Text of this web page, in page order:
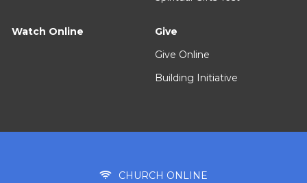
Watch Online
Give
Give Online
Building Initiative
CHURCH ONLINE